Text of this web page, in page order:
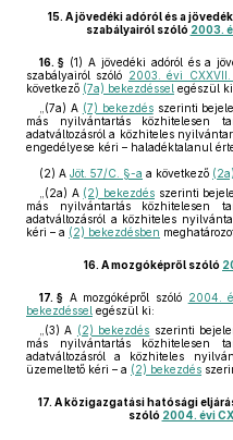
15. A jövedéki adóról és a
szabályairól szóló 2003.
16. § (1) A jövedéki adóról és a
szabályairól szóló 2003. évi
következő (7a) bekezdéssel egészül
„(7a) A (7) bekezdésszerinti
más nyilvántartás közhitelesen
adatváltozásról a közhiteles
engedélyese kéri – haladéktalanul
(2) A Jöt. 57/C. §-a a következő
„(2a) A (2) bekezdés szerinti
más nyilvántartás közhitelesen
adatváltozásról a közhiteles
kéri – a (2) bekezdésben
16. A mozgóképről szóló
17. § A mozgóképről szóló 2004.
bekezdéssel egészül ki:
„(3) A (2) bekezdés szerinti
más nyilvántartás közhitelesen
adatváltozásról a közhiteles
üzemeltető kéri – a (2) bekezdés
17. A közigazgatási hatósági
szóló 2004. évi